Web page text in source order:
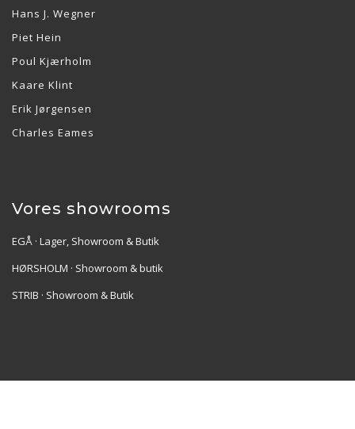
Hans J. Wegner
Piet Hein
Poul Kjærholm
Kaare Klint
Erik Jørgensen
Charles Eames
Vores showrooms
EGÅ · Lager, Showroom & Butik
HØRSHOLM · Showroom & butik
STRIB · Showroom & Butik